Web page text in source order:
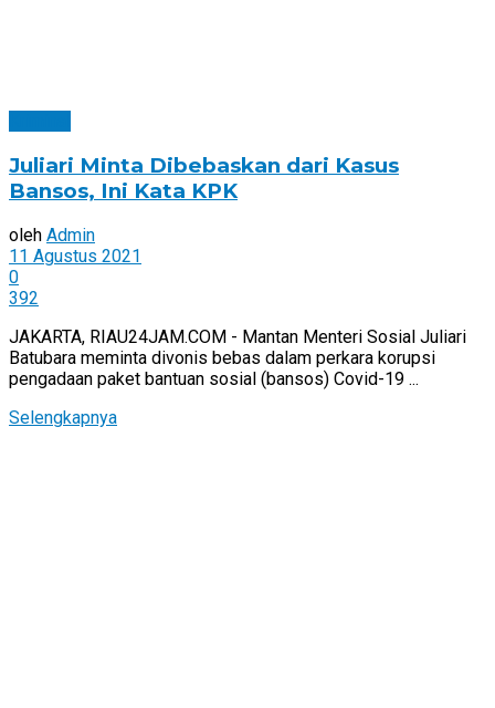
Juliari Minta Dibebaskan dari Kasus
Bansos, Ini Kata KPK
oleh Admin
11 Agustus 2021
0
392
JAKARTA, RIAU24JAM.COM - Mantan Menteri Sosial Juliari
Batubara meminta divonis bebas dalam perkara korupsi
pengadaan paket bantuan sosial (bansos) Covid-19 ...
Selengkapnya